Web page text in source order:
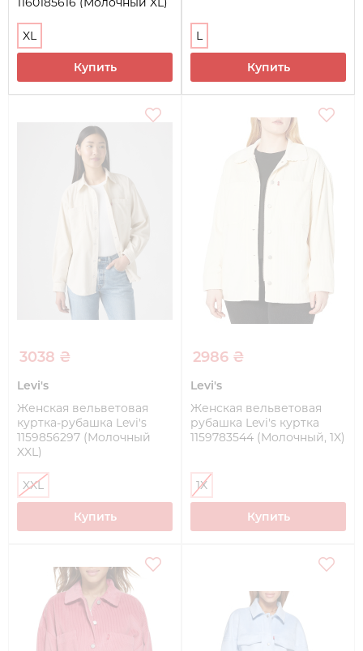
XL
Купить
L
Купить
3038 ₴
Levi's
Женская вельветовая
куртка-рубашка Levi's
1159856297 (Молочный
XXL)
XXL
Купить
2986 ₴
Levi's
Женская вельветовая
рубашка Levi's куртка
1159783544 (Молочный, 1X)
1X
Купить